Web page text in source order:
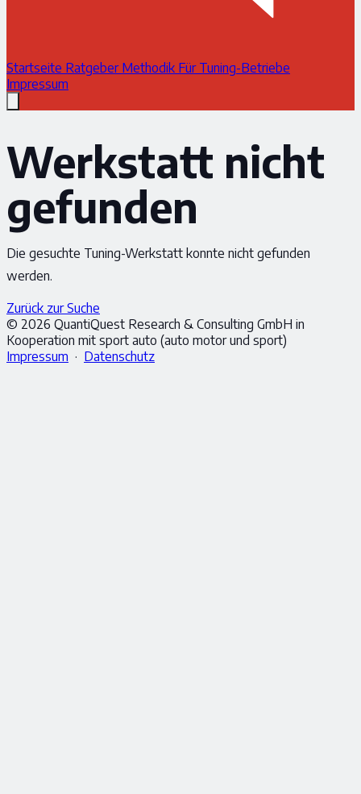
Startseite Ratgeber Methodik Für Tuning-Betriebe
Impressum
Werkstatt nicht
gefunden
Die gesuchte Tuning-Werkstatt konnte nicht gefunden
werden.
Zurück zur Suche
© 2026 QuantiQuest Research & Consulting GmbH in
Kooperation mit sport auto (auto motor und sport)
Impressum · Datenschutz